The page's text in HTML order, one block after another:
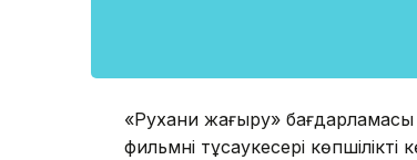
«Рухани жаңғыру» бағдарламасы
фильмнің тұсаукесері